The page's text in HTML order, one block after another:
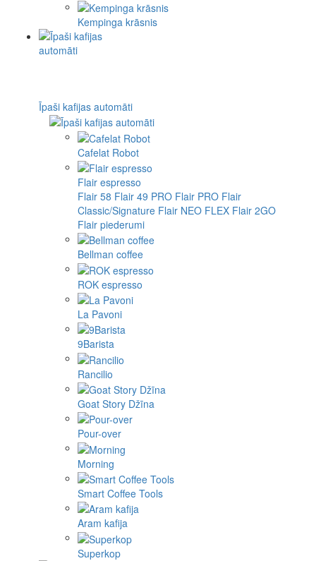
Kempinga krāsnis
Īpaši kafijas automāti
Cafelat Robot
Flair espresso
Flair 58 Flair 49 PRO Flair PRO Flair
Classic/Signature Flair NEO FLEX Flair 2GO
Flair piederumi
Bellman coffee
ROK espresso
La Pavoni
9Barista
Rancilio
Goat Story Džīna
Pour-over
Morning
Smart Coffee Tools
Aram kafija
Superkop